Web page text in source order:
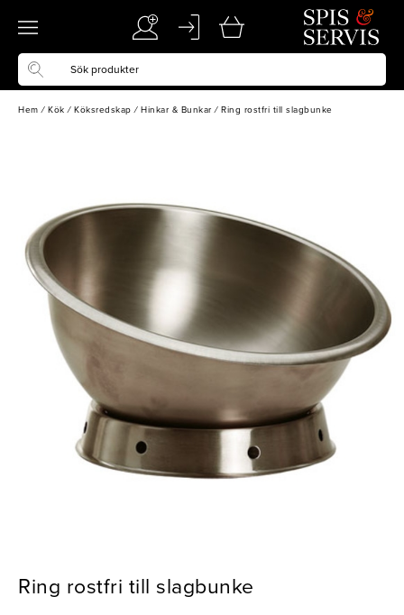
Hem / Kök / Köksredskap / Hinkar & Bunkar / Ring rostfri till slagbunke
Ring rostfri till slagbunke